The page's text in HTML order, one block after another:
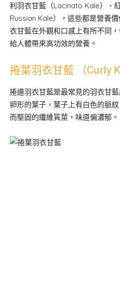
利羽衣甘藍（Lacinato Kale）、
Russian Kale），這些都是營養
衣甘藍在外觀和口感上有所不同
給人體帶來高功效的營養。
捲葉羽衣甘藍 （Curly
捲邊羽衣甘藍是最常見的羽衣甘
卵形的葉子，葉子上有白色的脈
而堅固的纖維質莖，味道偏濃郁。